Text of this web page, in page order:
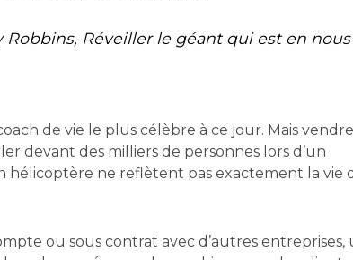
Robbins, Réveiller le géant qui est en nous
de vie le plus célèbre à ce jour. Mais
devant des milliers de personnes lors d’un
ne reflètent pas exactement la vie
ou sous contrat avec d’autres entreprises,